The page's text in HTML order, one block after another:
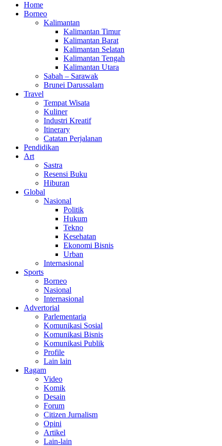
Home
Borneo
Kalimantan
Kalimantan Timur
Kalimantan Barat
Kalimantan Selatan
Kalimantan Tengah
Kalimantan Utara
Sabah – Sarawak
Brunei Darussalam
Travel
Tempat Wisata
Kuliner
Industri Kreatif
Itinerary
Catatan Perjalanan
Pendidikan
Art
Sastra
Resensi Buku
Hiburan
Global
Nasional
Politik
Hukum
Tekno
Kesehatan
Ekonomi Bisnis
Urban
Internasional
Sports
Borneo
Nasional
Internasional
Advertorial
Parlementaria
Komunikasi Sosial
Komunikasi Bisnis
Komunikasi Publik
Profile
Lain lain
Ragam
Video
Komik
Desain
Forum
Citizen Jurnalism
Opini
Artikel
Lain-lain